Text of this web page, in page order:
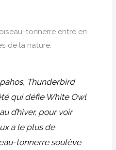
tonnerre entre en
de la nature.
Thunderbird
qui défie White Owl
d’hiver, pour voir
a le plus de
tonnerre soulève